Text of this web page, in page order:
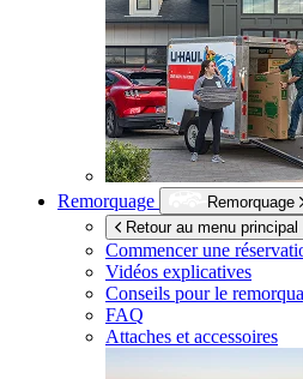
Remorquage
Remorquage
Retour au menu principal
Commencer une
Vidéos explicatives
Conseils pour le
FAQ
Attaches et accessoires